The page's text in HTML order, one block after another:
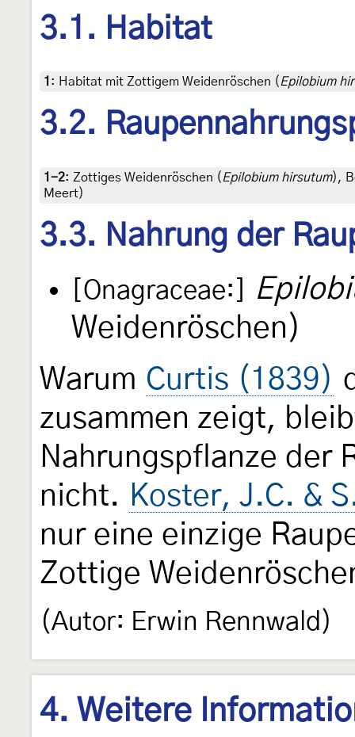
3.1. Habitat
1 : Habitat mit Zottigem Weidenröschen (Epilobium
3.2.
1-2: Zottiges Weidenröschen ( Epilobium hirsutum),
Meert)
3.3. Nahrung der
[Onagraceae:]
Weidenröschen)
Warum Curtis (1839)
zusammen zeigt,
Nahrungspflanze der
nicht. Koster, J.C. &
nur eine einzige
Zottige
(Autor: Erwin Rennwald)
4. Weitere